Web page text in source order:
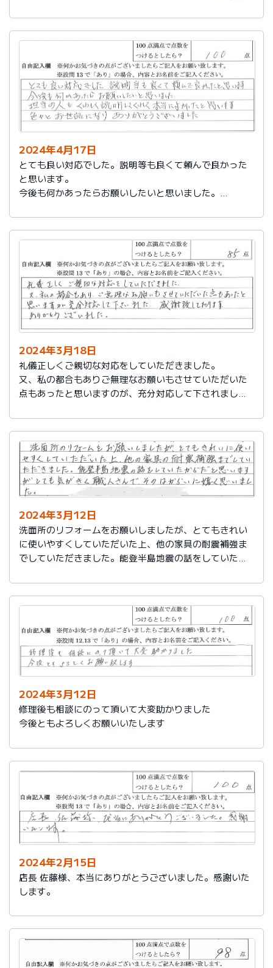
2024年4月17日
とても良い対応でした。説明等も良くて頼んで良かった
と思います。
今後も何かあったらお願いしたいと思いました。
います。
色々とお世話になりありがとうございました。
2024年3月18日
礼儀正しくご親切な対応をしていただきました。
又、私の都合もありご無理なお願いもさせていただいた
点もあったと思いますのが、充分対応して下されまし
ありがとうございました。
2024年3月12日
洗面所のリフォームをお願いしましたが、とてもきれい
に使いやすくしていただいた上、他の家具の耐震補強ま
でしていただきました。能登半島地震の話をしていたか
からいに嬉しく思いました。
2024年3月12日
修理後も相談にのって頂いて大変助かりました
今後ともよろしくお願いいたします
2024年2月15日
店長 佐藤様、本当にありがとうございました。感謝いた
します。